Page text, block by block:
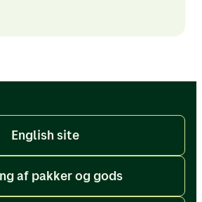
English site
af pakker og gods